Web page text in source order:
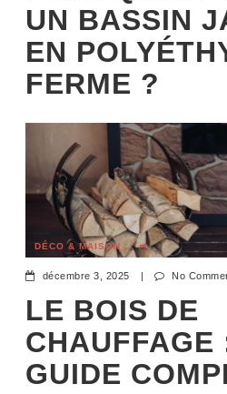
UN BASSIN
EN
FERME ?
DÉCO & MAISON
décembre 3, 2025 No
LE BOIS DE
CHAUFFAGE
GUIDE